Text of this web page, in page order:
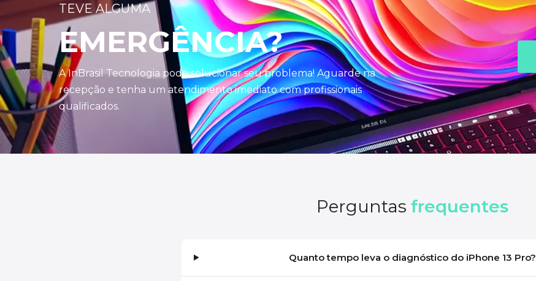
TEVE ALGUMA
EMERGÊNCIA?
A InBrasil Tecnologia pode solucionar seu problema! Aguarde na
recepção e tenha um atendimento imediato com profissionais
qualificados.
Perguntas frequentes
Quanto tempo leva o diagnóstico do iPhone 13 Pro?